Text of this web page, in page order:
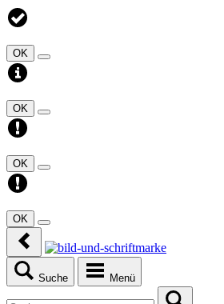
OK
OK
OK
OK
Suche Menü